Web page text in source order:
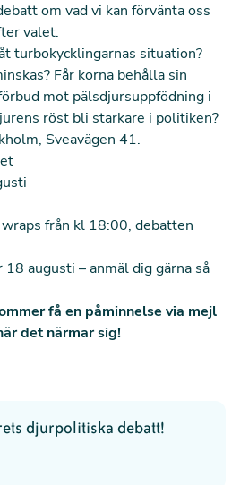
om vad vi kan förvänta oss
valet.
turbokycklingarnas situation?
Får korna behålla sin
mot pälsdjursuppfödning i
röst bli starkare i politiken?
Sveavägen 41.
från kl 18:00, debatten
augusti – anmäl dig gärna så
få en påminnelse via mejl
det närmar sig!
djurpolitiska debatt!